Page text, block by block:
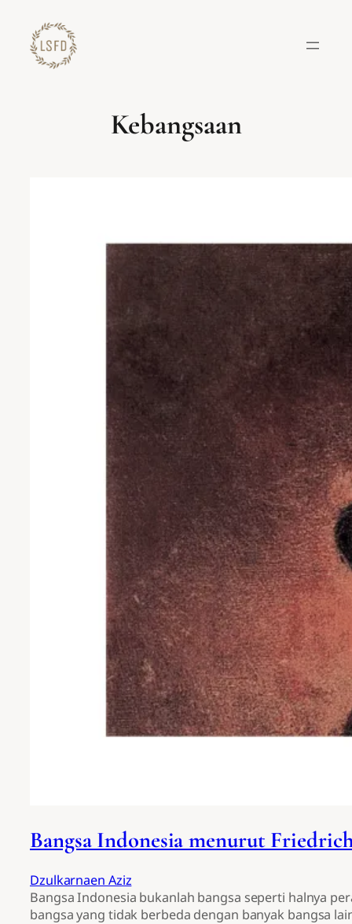
konten
Kebangsaan
Bangsa Indonesia menurut
Dzulkarnaen Aziz
Bangsa Indonesia bukanlah bangsa seperti halnya
bangsa yang tidak berbeda dengan banyak bangsa